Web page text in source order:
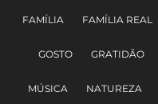
FAMÍLIA FAMÍLIA REAL
GOSTO GRATIDÃO
MÚSICA NATUREZA